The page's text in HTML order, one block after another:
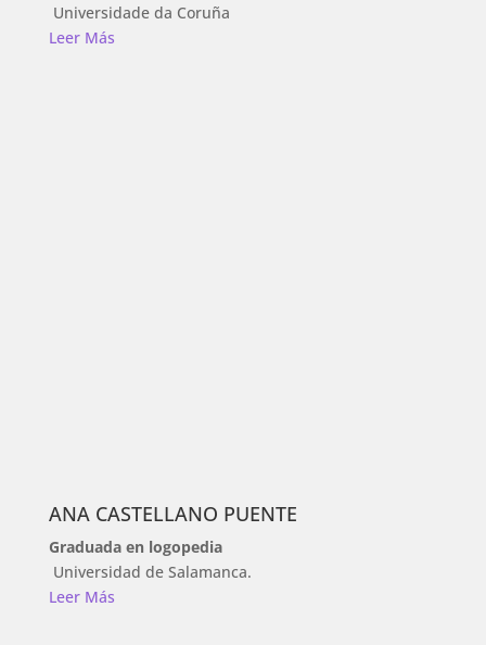
Universidade da Coruña
Leer Más
ANA CASTELLANO PUENTE
Graduada en logopedia
Universidad de Salamanca.
Leer Más